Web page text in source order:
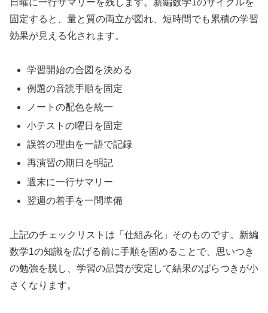
固定すると、量と質の両立が図れ、短時間でも累積の学習
効果が見える化されます。
学習開始の合図を決める
例題の音読手順を固定
ノートの配色を統一
小テストの曜日を固定
誤答の理由を一語で記録
再演習の期日を明記
週末に一行サマリー
翌週の着手を一問準備
上記のチェックリストは「仕組み化」そのものです。新編
数学1の知識を広げる前に手順を固めることで、思いつき
の勉強を脱し、学習の品質が安定して結果のばらつきが小
さくなります。